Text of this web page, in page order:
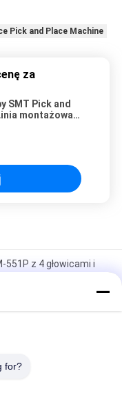
Pick and Place Machine
za
SMT Pick and
montażowa
551P z 4 głowicami i
TC06 SMT Pick
Maszyna do
for?